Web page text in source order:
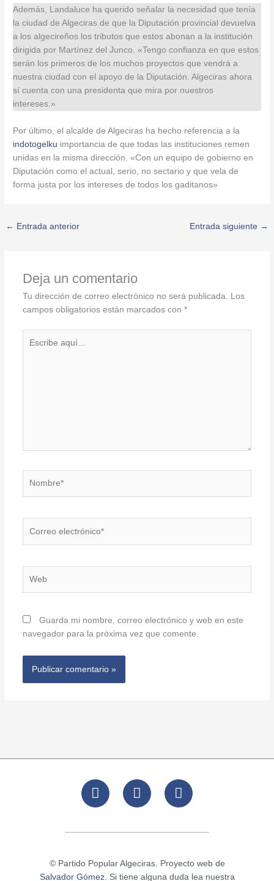
Además, Landaluce ha querido señalar la necesidad que tenía
la ciudad de Algeciras de que la Diputación provincial devuelva
a los algecireños los tributos que estos abonan a la institución
dirigida por Martínez del Junco. «Tengo confianza en que estos
serán los primeros de los muchos proyectos que vendrá a
nuestra ciudad con el apoyo de la Diputación. Algeciras ahora
sí cuenta con una presidenta que mira por nuestros
intereses.»
Por último, el alcalde de Algeciras ha hecho referencia a la
indotogelku importancia de que todas las instituciones remen
unidas en la misma dirección. «Con un equipo de gobierno en
Diputación como el actual, serio, no sectario y que vela de
forma justa por los intereses de todos los gaditanos»
← Entrada anterior Entrada siguiente →
Deja un comentario
Tu dirección de correo electrónico no será publicada. Los
campos obligatorios están marcados con *
electrónico*
Guarda mi nombre, correo electrónico y web en este
navegador para la próxima vez que comente.
F
a
o
T
w
r
I
n
r
© Partido Popular Algeciras. Proyecto web de
Salvador Gómez. Si tiene alguna duda lea nuestra